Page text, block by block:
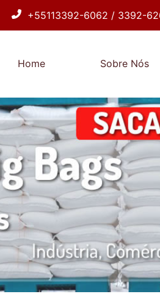
+55113392-6062 / 3392-
Home Sobre Nós